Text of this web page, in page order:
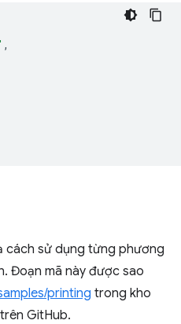
,
cách sử dụng từng phương
Đoạn mã này được sao
printing trong kho
GitHub.